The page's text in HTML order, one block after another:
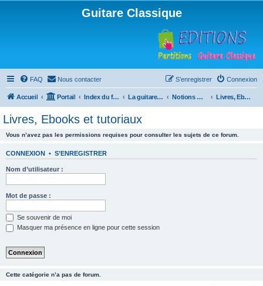
Guitare Classique
FAQ Nous contacter Connexion
S’enregistrer
Accueil Portail Index du forum La guitare : instrument, cours et théorie Notions musicales Livres, Ebooks et tutoriaux
Livres, Ebooks et tutoriaux
Vous n’avez pas les permissions requises pour consulter les sujets de ce forum.
CONNEXION • S’ENREGISTRER
Nom d’utilisateur :
Mot de passe :
Se souvenir de moi
Masquer ma présence en ligne pour cette session
Cette catégorie n’a pas de forum.